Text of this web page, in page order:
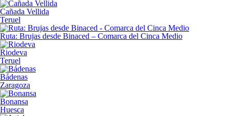
Cañada Vellida
Teruel
Ruta: Brujas desde Binaced – Comarca del Cinca Medio
Riodeva
Teruel
Bádenas
Zaragoza
Bonansa
Huesca